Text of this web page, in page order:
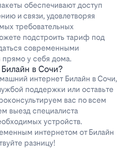
обеспечивают доступ
и связи, удовлетворяя
требовательных
подстроить тариф под
современными
у себя дома.
в Сочи?
интернет Билайн в Сочи,
поддержки или оставьте
вас по всем
выезд специалиста
устройств.
интернетом от Билайн
разницу!